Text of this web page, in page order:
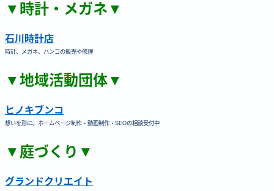
▼時計・メガネ▼
石川時計店
時計、メガネ、ハンコの販売や修理
▼地域活動団体▼
ヒノキブンコ
想いを形に。ホームページ制作・動画制作・SEOの相談受付中
▼庭づくり▼
グランドクリエイト